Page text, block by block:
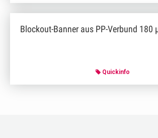
Blockout-Banner aus PP-Verbund 180
Quickinfo